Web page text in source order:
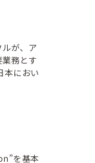
が、ア
務とす
本におい
を基本